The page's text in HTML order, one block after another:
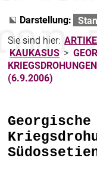
Darstellung:
Sie sind hier:
KAUKASUS >
(6.9.2006)
Georgische